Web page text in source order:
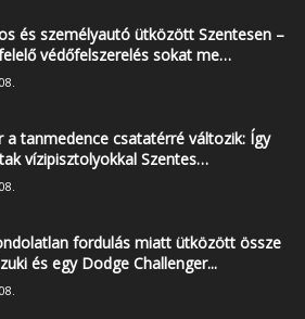
és személyautó ütközött Szentesen –
védőfelszerelés sokat me…
a tanmedence csatatérré változik: Így
vízipisztolyokkal Szentes…
fordulás miatt ütközött össze
és egy Dodge Challenger...